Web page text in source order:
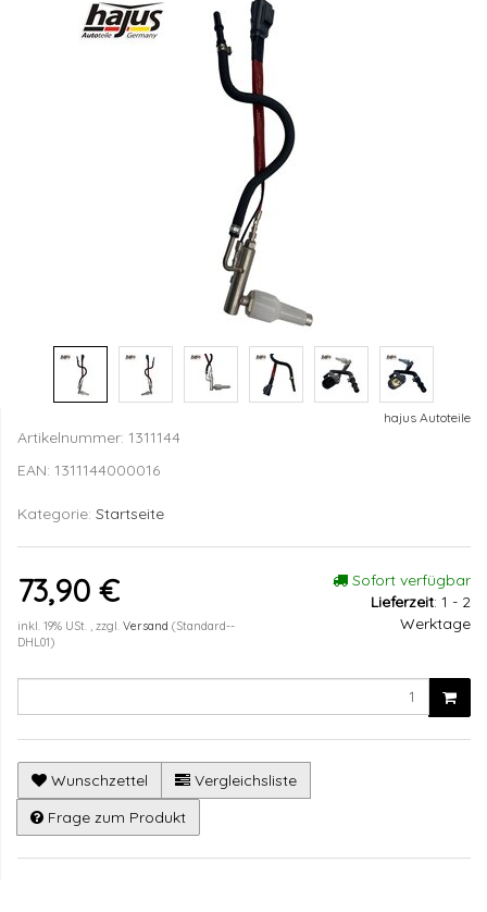
hajus Autoteile
Artikelnummer: 1311144
EAN: 1311144000016
Kategorie: Startseite
73,90 €
inkl. 19% USt. , zzgl. Versand (Standard--
DHL01)
Sofort verfügbar
Lieferzeit: 1 - 2
Werktage
Wunschzettel
Vergleichsliste
Frage zum Produkt